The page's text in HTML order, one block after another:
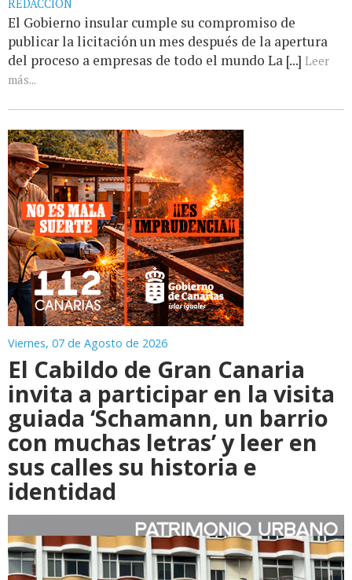
REDACCIÓN
El Gobierno insular cumple su compromiso de
publicar la licitación un mes después de la apertura
del proceso a empresas de todo el mundo La [...] Leer
más...
Viernes, 07 de Agosto de 2026
El Cabildo de Gran Canaria
invita a participar en la visita
guiada ‘Schamann, un barrio
con muchas letras’ y leer en
sus calles su historia e
identidad